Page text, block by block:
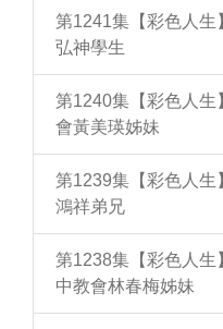
第1241集【彩色人生
弘神學生
第1240集【彩色人生
會黃美瑛姊妹
第1239集【彩色人生
鴻祥弟兄
第1238集【彩色人生
中教會林春梅姊妹